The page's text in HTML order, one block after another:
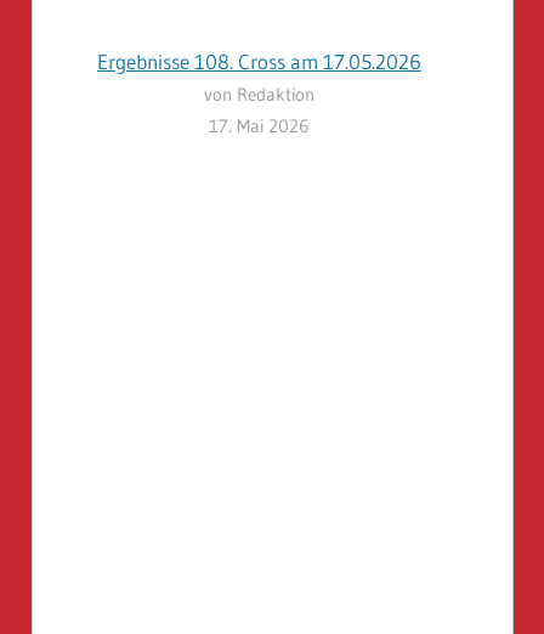
Ergebnisse 108. Cross am 17.05.2026
von Redaktion
17. Mai 2026